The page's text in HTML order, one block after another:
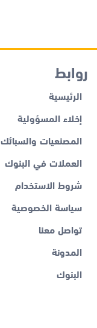
روابط
الرئيسية
إخلاء المسؤولية
المصنعيات والسبائك
العملات في البنوك
شروط الاستخدام
سياسة الخصوصية
تواصل معنا
المدونة
البنوك